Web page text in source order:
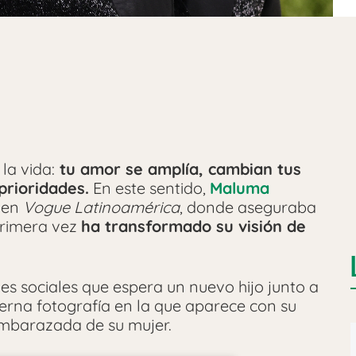
vida: tu amor se amplía, cambian tus
En este sentido, Maluma
Vogue Latinoamérica, donde aseguraba
vez ha transformado su visión de
sociales que espera un nuevo hijo junto a
fotografía en la que aparece con su
de su mujer.